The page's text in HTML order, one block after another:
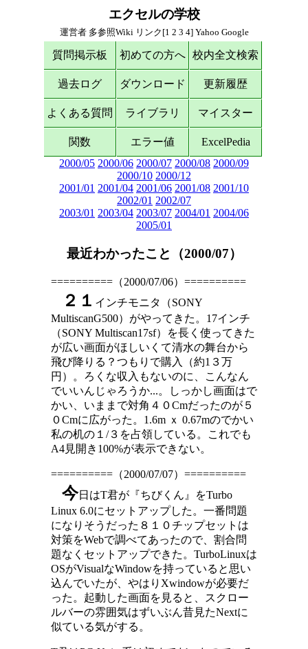
エクセルの学校
運営者 多参照Wiki リンク[1 2 3 4] Yahoo Google
質問掲示板 初めての方へ 校内全文検索
過去ログ ダウンロード 更新履歴
よくある質問 ライブラリ マイスター
関数 エラー値
ExcelPedia
2000/05 2000/06 2000/07 2000/08 2000/09
2000/10 2000/12
2001/01 2001/04 2001/06 2001/08 2001/10
2002/01 2002/07
2003/01 2003/04 2003/07 2004/01 2004/06
2005/01
最近わかったこと（2000/07）
==========（2000/07/06）==========
２１ インチモニタ（SONY
MultiscanG500）がやってきた。17インチ
（SONY Multiscan17sf）を長く使ってきた
が広い画面がほしいくて清水の舞台から
飛び降りる？つもりで購入（約1３万
円）。ろくな収入もないのに、こんなん
でいいんじゃろうか...。しっかし画面はで
かい、いままで対角４０Cmだったのが５
０Cmに広がった。1.6m ｘ 0.67mのでかい
私の机の１/３を占領している。これでも
A4見開き100%が表示できない。
==========（2000/07/07）==========
今日はT君が『ちびくん』をTurbo
Linux 6.0にセットアップした。一番問題
になりそうだった８１０チップセットは
対策をWebで調べてあったので、割合問
題なくセットアップできた。TurboLinuxは
OSがVisualなWindowを持っていると思い
込んでいたが、やはりXwindowが必要だ
った。起動した画面を見ると、スクロー
ルバーの雰囲気はずいぶん昔見たNextに
似ている気がする。